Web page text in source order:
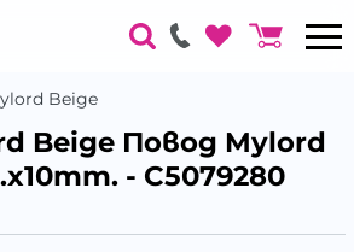
Beige
Beige Повод Mylord
- C5079280